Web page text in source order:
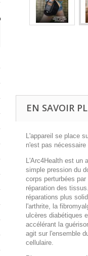
EN SAVOIR
L'appareil se place
n'est pas
L'Arc4Health est
simple pression du
corps perturbées
réparation des
réparations plus
l'arthrite, la
ulcères diabétiques
accélérant la
agit sur l'ensemble
cellulaire.